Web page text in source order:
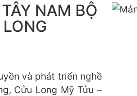
NAM BỘ
và phát triển nghề
Cửu Long Mỹ Tửu –